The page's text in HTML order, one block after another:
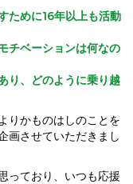
ために16年以上も活動
チベーションは何なの
り、どのように乗り越
りかものはしのことを
画させていただきまし
っており、いつも応援